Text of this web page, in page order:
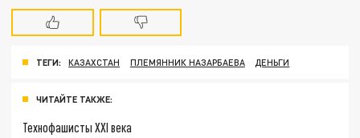
ТЕГИ: КАЗАХСТАН ПЛЕМЯННИК НАЗАРБАЕВА ДЕНЬГИ
ЧИТАЙТЕ ТАКЖЕ:
Технофашисты XXI века